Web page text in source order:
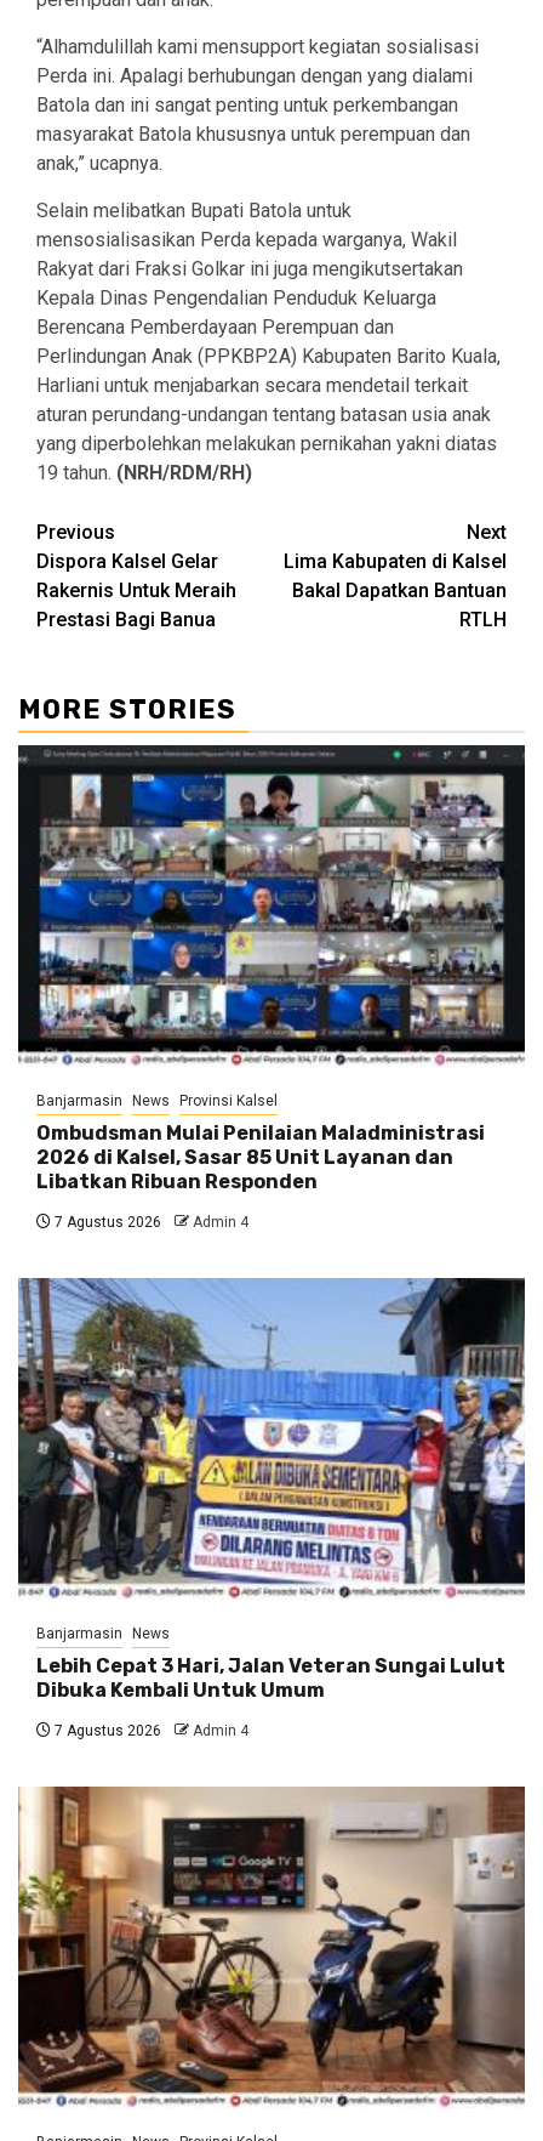
“Alhamdulillah kami mensupport kegiatan sosialisasi
Perda ini. Apalagi berhubungan dengan yang dialami
Batola dan ini sangat penting untuk perkembangan
masyarakat Batola khususnya untuk perempuan dan
anak,” ucapnya.
Selain melibatkan Bupati Batola untuk
mensosialisasikan Perda kepada warganya, Wakil
Rakyat dari Fraksi Golkar ini juga mengikutsertakan
Kepala Dinas Pengendalian Penduduk Keluarga
Berencana Pemberdayaan Perempuan dan
Perlindungan Anak (PPKBP2A) Kabupaten Barito Kuala,
Harliani untuk menjabarkan secara mendetail terkait
aturan perundang-undangan tentang batasan usia anak
yang diperbolehkan melakukan pernikahan yakni diatas
19 tahun. (NRH/RDM/RH)
Continue
Reading
Previous
Dispora Kalsel Gelar
Rakernis Untuk Meraih
Prestasi Bagi Banua
Next
Lima Kabupaten di Kalsel
Bakal Dapatkan Bantuan
RTLH
MORE STORIES
Banjarmasin News Provinsi Kalsel
Ombudsman Mulai Penilaian Maladministrasi
2026 di Kalsel, Sasar 85 Unit Layanan dan
Libatkan Ribuan Responden
7 Agustus 2026 Admin 4
Banjarmasin News
Lebih Cepat 3 Hari, Jalan Veteran Sungai Lulut
Dibuka Kembali Untuk Umum
7 Agustus 2026 Admin 4